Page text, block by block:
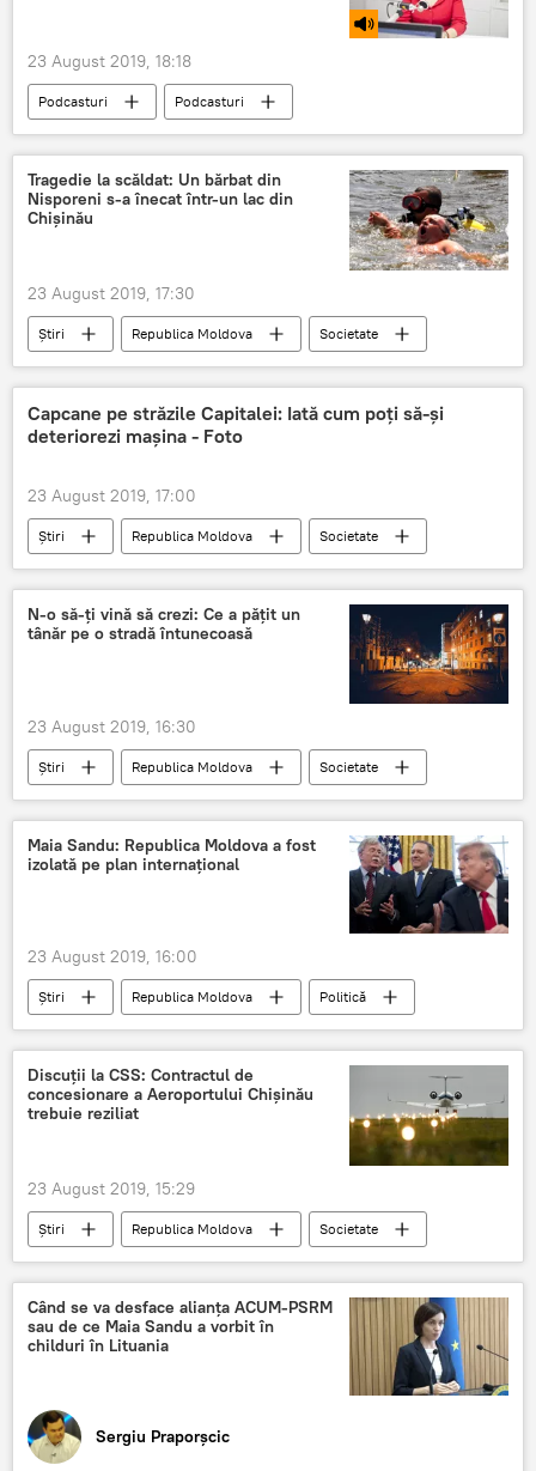
23 August 2019, 18:18
Podcasturi
Podcasturi
Republica Moldova
Știri
Sănătate
Societate
Sfatul medicului
Indigestii
sputnik Moldova
Tragedie la scăldat: Un bărbat din
Nisporeni s-a înecat într-un lac din
Chișinău
23 August 2019, 17:30
Știri Republica Moldova
Societate
Valea Morilor
Înec
Tragedie
Scăldat
sputnik Viața în Chișinău
Capcane pe străzile Capitalei: Iată cum poți să-și
deteriorezi mașina - Foto
23 August 2019, 17:00
Știri Republica Moldova
Societate
capcane
masina Soferi
N-o să-ți vină să crezi: Ce a pățit un
tânăr pe o stradă întunecoasă
23 August 2019, 16:30
Știri Republica Moldova
Societate
tanar
strazi
capitala
intunecat
n-o sa-ti vina sa crezi
Viața în Chișinău
Maia Sandu: Republica Moldova a fost
izolată pe plan internațional
23 August 2019, 16:00
Știri Republica Moldova
Politică
SUA
Maia Sandu
Washington
Bruxelles
Parteneriat
Discuții la CSS: Contractul de
concesionare a Aeroportului Chișinău
trebuie reziliat
23 August 2019, 15:29
Știri Republica Moldova
Societate
Aeroport Chişinău
contract de concesionare
Când se va desface alianța ACUM-PSRM
sau de ce Maia Sandu a vorbit în
childuri în Lituania
Sergiu Praporșcic